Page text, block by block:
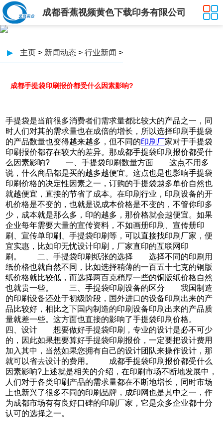
成都香蕉视频黄色下载印务有限公司
▶ 主页 > 新闻动态 > 行业新闻 >
成都手提袋印刷报价都受什么因素影响?
手提袋是当前很多消费者们需求量都比较大的产品之一，同
时人们对其的需求量也在成倍的增长，所以选择印刷手提袋
的产品数量也变得越来越多，但不同的印刷厂家对于手提袋
印刷报价都存在较大的差异。那成都手提袋印刷报价都受什
么因素影响? 一、手提袋印刷数量方面 这点不用多
说，什么商品都是买的越多越便宜。这点也是也影响手提袋
印刷价格的决定性因素之一，订购的手提袋越多单价自然也
就越便宜，直接的节省了成本。在印刷行业，印刷设备的开
机价格是不变的，也就是说成本价格是不变的，不管你印多
少，成本就是那么多，印的越多，那价格就会越便宜。如果
企业每年需要大量的宣传资料，不如画册印刷、宣传册印
刷、宣传单印刷、手提袋印刷等，可以直接找印刷厂家，便
宜实惠，比如印无忧设计印刷，厂家直印的互联网印
刷。 二、手提袋印刷纸张的选择 选择不同的印刷用
纸价格也就自然不同，比如选择稍薄的一百五十七克的铜版
纸价格就比较低，而选择两百克稍厚一些的铜版纸价格自然
也就贵一些。 三、手提袋印刷设备的区分 我国制造
的印刷设备还处于初级阶段，国外进口的设备印刷出来的产
品比较好，相比之下国内制造的印刷设备印刷出来的产品质
量就差一些。这方面也直接的影响了手提袋印刷价格。
四、设计 想要做好手提袋印刷，专业的设计是必不可少
的，因此如果想要算好手提袋印刷报价，一定要把设计费用
加入其中，当然如果您拥有自己的设计团队来操作设计，那
就可以省去设计的费用。 成都手提袋印刷报价都受什么
因素影响?上述就是相关的介绍，在印刷市场不断地发展中，
人们对于各类印刷产品的需求量都在不断地增长，同时市场
上也新兴了很多不同的印刷品牌，成印网也是其中之一，作
为成都市场有有良好口碑的印刷厂家，它是众多企业都十分
认可的选择之一。